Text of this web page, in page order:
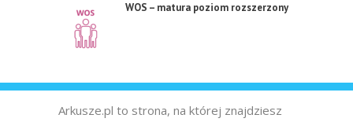
WOS – matura poziom rozszerzony
Arkusze.pl to strona, na której znajdziesz